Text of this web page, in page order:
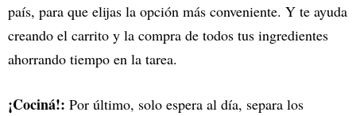
país, para que elijas la opción más conveniente. Y te ayuda
creando el carrito y la compra de todos tus ingredientes
ahorrando tiempo en la tarea.
¡Cociná!: Por último, solo espera al día, separa los